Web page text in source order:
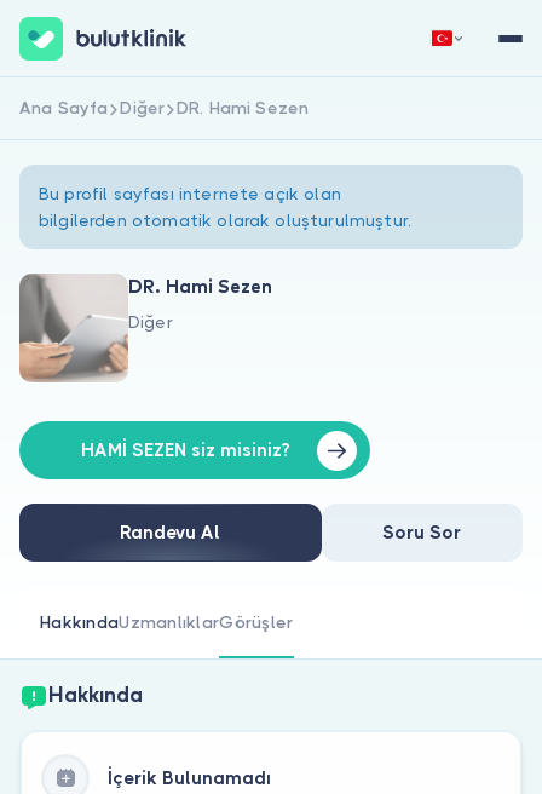
Hakkımızda
Doktorlar için
Doktor musunuz?
Hemen Kaydol
Ana Sayfa Diğer DR. Hami Sezen
Bu profil sayfası internete açık olan
bilgilerden otomatik olarak oluşturulmuştur.
DR. Hami Sezen
Diğer
HAMİ SEZEN siz misiniz?
Randevu Al Soru Sor
HakkındaUzmanlıklarGörüşler
Hakkında
İçerik Bulunamadı